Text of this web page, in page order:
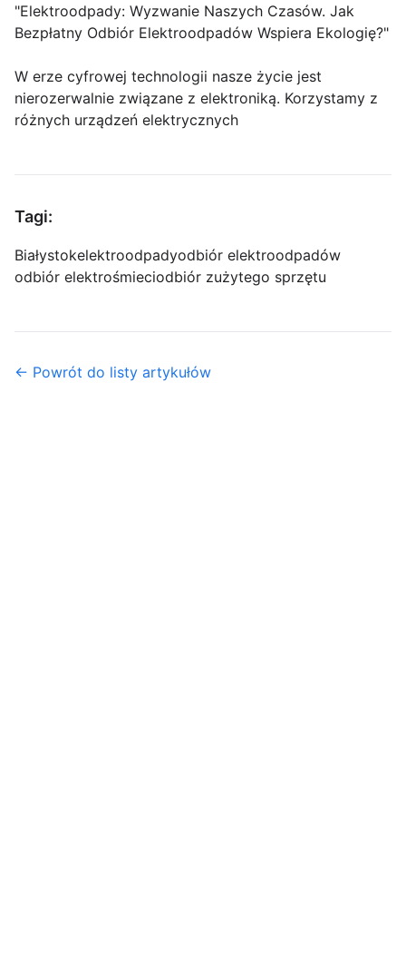
"Elektroodpady: Wyzwanie Naszych Czasów. Jak
Bezpłatny Odbiór Elektroodpadów Wspiera Ekologię?"
W erze cyfrowej technologii nasze życie jest
nierozerwalnie związane z elektroniką. Korzystamy z
różnych urządzeń elektrycznych
Tagi:
Białystokelektroodpadyodbiór elektroodpadów
odbiór elektrośmieciodbiór zużytego sprzętu
← Powrót do listy artykułów